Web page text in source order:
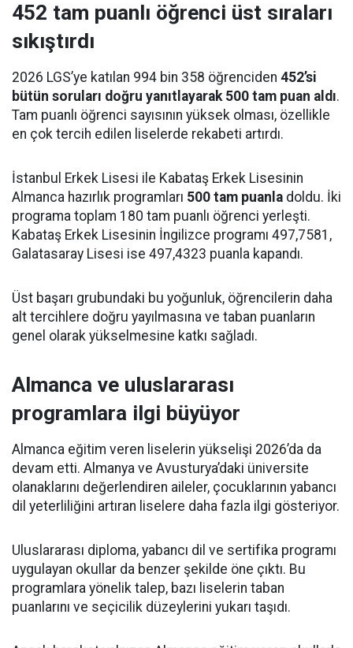
452 tam puanlı öğrenci üst sıraları
sıkıştırdı
2026 LGS’ye katılan 994 bin 358 öğrenciden 452’si
bütün soruları doğru yanıtlayarak 500 tam puan aldı.
Tam puanlı öğrenci sayısının yüksek olması, özellikle
en çok tercih edilen liselerde rekabeti artırdı.
İstanbul Erkek Lisesi ile Kabataş Erkek Lisesinin
Almanca hazırlık programları 500 tam puanla doldu. İki
programa toplam 180 tam puanlı öğrenci yerleşti.
Kabataş Erkek Lisesinin İngilizce programı 497,7581,
Galatasaray Lisesi ise 497,4323 puanla kapandı.
Üst başarı grubundaki bu yoğunluk, öğrencilerin daha
alt tercihlere doğru yayılmasına ve taban puanların
genel olarak yükselmesine katkı sağladı.
Almanca ve uluslararası
programlara ilgi büyüyor
Almanca eğitim veren liselerin yükselişi 2026’da da
devam etti. Almanya ve Avusturya’daki üniversite
olanaklarını değerlendiren aileler, çocuklarının yabancı
dil yeterliliğini artıran liselere daha fazla ilgi gösteriyor.
Uluslararası diploma, yabancı dil ve sertifika programı
uygulayan okullar da benzer şekilde öne çıktı. Bu
programlara yönelik talep, bazı liselerin taban
puanlarını ve seçicilik düzeylerini yukarı taşıdı.